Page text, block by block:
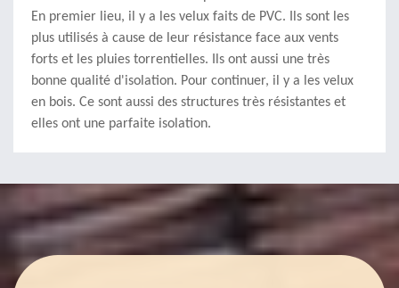
En premier lieu, il y a les velux faits de PVC. Ils sont les
plus utilisés à cause de leur résistance face aux vents
forts et les pluies torrentielles. Ils ont aussi une très
bonne qualité d'isolation. Pour continuer, il y a les velux
en bois. Ce sont aussi des structures très résistantes et
elles ont une parfaite isolation.